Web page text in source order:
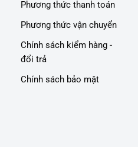
Phương thức thanh toán
Phương thức vận chuyển
Chính sách kiểm hàng -
đổi trả
Chính sách bảo mật